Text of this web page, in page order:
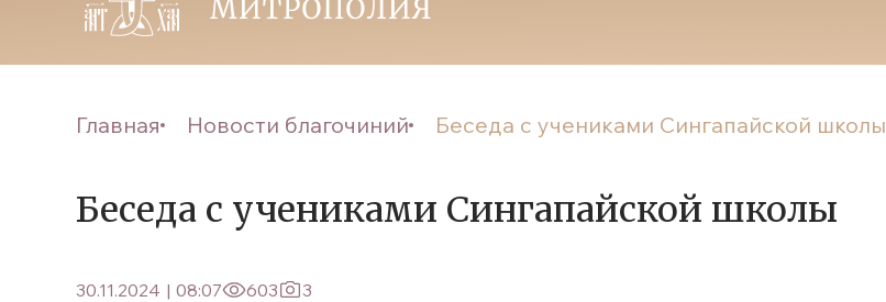
Главная Новости благочиний Беседа с учениками Сингапайской школы
Беседа с учениками Сингапайской школы
30.11.2024 | 08:07 603 3